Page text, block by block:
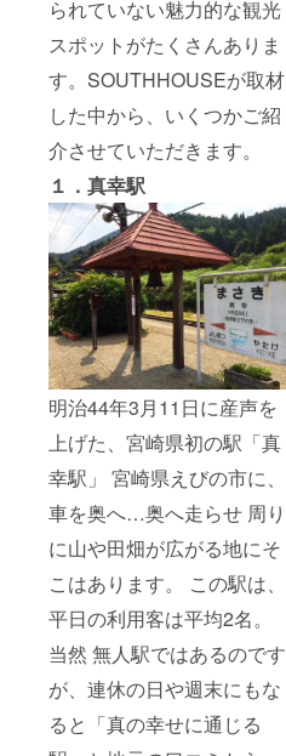
られていない魅力的な観光
スポットがたくさんありま
す。SOUTHHOUSEが取材
した中から、いくつかご紹
介させていただきます。
１．真幸駅
明治44年3月11日に産声を
上げた、宮崎県初の駅「真
幸駅」 宮崎県えびの市に、
車を奥へ…奥へ走らせ 周り
に山や田畑が広がる地にそ
こはあります。 この駅は、
平日の利用客は平均2名。
当然 無人駅ではあるのです
が、連休の日や週末にもな
ると「真の幸せに通じる